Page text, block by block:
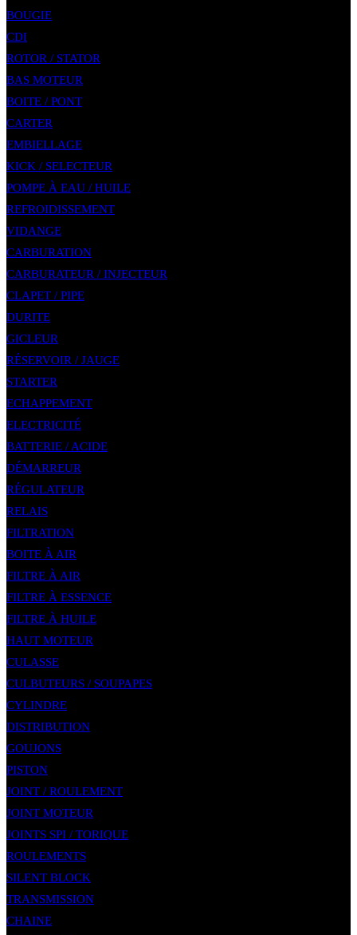
BOUGIE
CDI
ROTOR / STATOR
BAS MOTEUR
BOITE / PONT
CARTER
EMBIELLAGE
KICK / SELECTEUR
POMPE À EAU / HUILE
REFROIDISSEMENT
VIDANGE
CARBURATION
CARBURATEUR / INJECTEUR
CLAPET / PIPE
DURITE
GICLEUR
RÉSERVOIR / JAUGE
STARTER
ECHAPPEMENT
ELECTRICITÉ
BATTERIE / ACIDE
DÉMARREUR
RÉGULATEUR
RELAIS
FILTRATION
BOITE À AIR
FILTRE À AIR
FILTRE À ESSENCE
FILTRE À HUILE
HAUT MOTEUR
CULASSE
CULBUTEURS / SOUPAPES
CYLINDRE
DISTRIBUTION
GOUJONS
PISTON
JOINT / ROULEMENT
JOINT MOTEUR
JOINTS SPI / TORIQUE
ROULEMENTS
SILENT BLOCK
TRANSMISSION
CHAINE